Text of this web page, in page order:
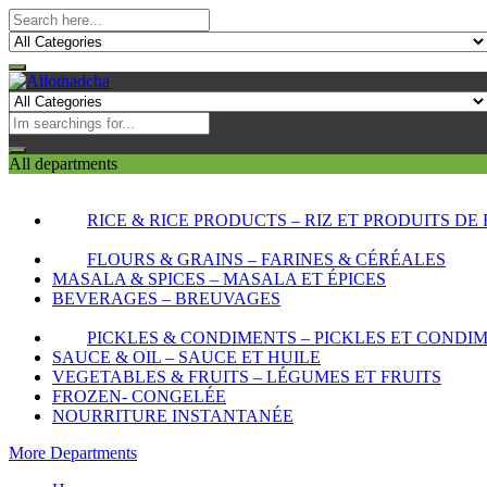
All departments
RICE & RICE PRODUCTS – RIZ ET PRODUITS DE
FLOURS & GRAINS – FARINES & CÉRÉALES
MASALA & SPICES – MASALA ET ÉPICES
BEVERAGES – BREUVAGES
PICKLES & CONDIMENTS – PICKLES ET
SAUCE & OIL – SAUCE ET HUILE
VEGETABLES & FRUITS – LÉGUMES ET FRUITS
FROZEN- CONGELÉE
NOURRITURE INSTANTANÉE
More Departments